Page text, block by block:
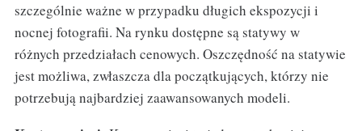
szczególnie ważne w przypadku długich ekspozycji i
nocnej fotografii. Na rynku dostępne są statywy w
różnych przedziałach cenowych. Oszczędność na statywie
jest możliwa, zwłaszcza dla początkujących, którzy nie
potrzebują najbardziej zaawansowanych modeli.